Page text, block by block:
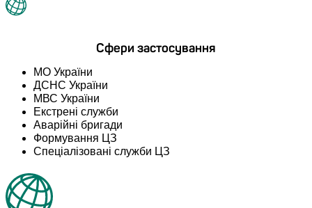
Сфери застосування
МО України
ДСНС України
МВС України
Екстрені служби
Аварійні бригади
Формування ЦЗ
Спеціалізовані служби ЦЗ